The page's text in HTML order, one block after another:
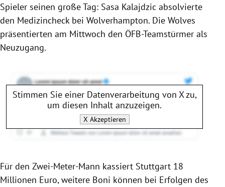
Spieler seinen große Tag: Sasa Kalajdzic absolvierte
den Medizincheck bei Wolverhampton. Die Wolves
präsentierten am Mittwoch den ÖFB-Teamstürmer als
Neuzugang.
Stimmen Sie einer Datenverarbeitung von Xzu,
um diesen Inhalt anzuzeigen.
X Akzeptieren
Für den Zwei-Meter-Mann kassiert Stuttgart 18
Millionen Euro, weitere Boni können bei Erfolgen des